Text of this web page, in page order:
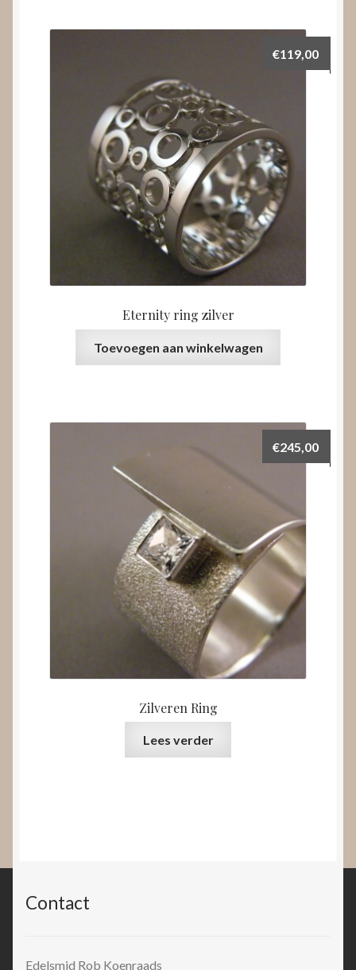
Eternity ring zilver
€119,00
Toevoegen aan winkelwagen
Zilveren Ring
€245,00
Lees verder
Contact
Edelsmid Rob Koenraads